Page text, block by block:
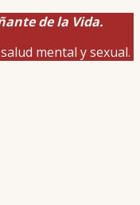
de la Vida.
mental y sexual.